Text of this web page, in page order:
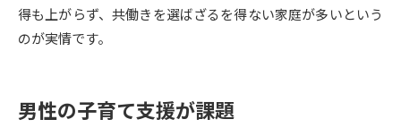
データサイエンス特集
新学年スタート号特集ページ
新学年スタート号特集ページ
得も上がらず、共働きを選ばざるを得ない家庭が多いという
のが実情です。
男性の子育て支援が課題